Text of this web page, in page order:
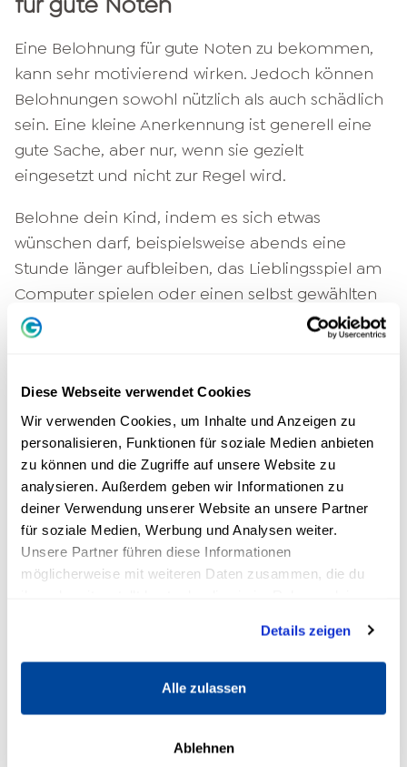
Diese Webseite verwendet Cookies
Wir verwenden Cookies, um Inhalte und Anzeigen zu
personalisieren, Funktionen für soziale Medien anbieten
zu können und die Zugriffe auf unsere Website zu
analysieren. Außerdem geben wir Informationen zu
deiner Verwendung unserer Website an unsere Partner
für soziale Medien, Werbung und Analysen weiter.
Unsere Partner führen diese Informationen
möglicherweise mit weiteren Daten zusammen, die du
Details zeigen
Alle zulassen
Ablehnen
Eine Belohnung für gute Noten zu bekommen,
kann sehr motivierend wirken. Jedoch können
Belohnungen sowohl nützlich als auch schädlich
sein. Eine kleine Anerkennung ist generell eine
gute Sache, aber nur, wenn sie gezielt
eingesetzt und nicht zur Regel wird.
Belohne dein Kind, indem es sich etwas
wünschen darf, beispielsweise abends eine
Stunde länger aufbleiben, das Lieblingsspiel am
Computer spielen oder einen selbst gewählten
Film auf DVD sehen darf. Meist löst bereits die
Vorfreude auf eine Belohnung positive Gefühle
Bei Kindern im Grundschulalter sind
Belohnungen in Form eines Zoo- oder
Restaurantbesuchs sowie gemeinsame
Spielstunden mit den Eltern beliebt, während
Jugendliche lieber etwas mit Gleichaltrigen
unternehmen. Eine Belohnung sollte jedoch nie
als Druckmittel eingesetzt werden, um gute
Ergebnisse am Ende darunter leiden.